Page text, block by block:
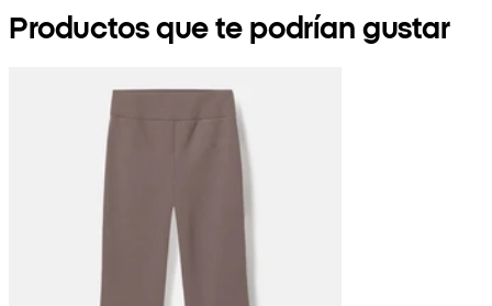
Productos que te podrían gustar